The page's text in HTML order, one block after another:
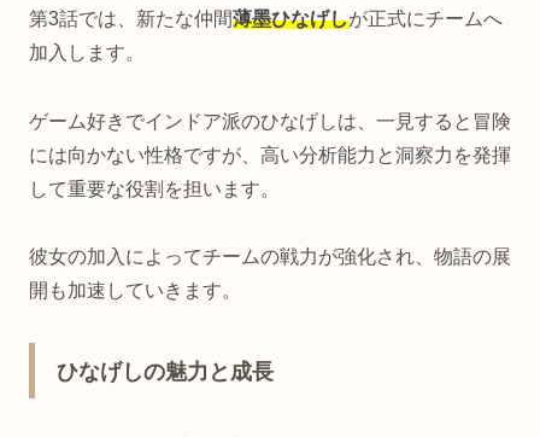
第3話では、新たな仲間薄墨ひなげしが正式にチームへ
加入します。
ゲーム好きでインドア派のひなげしは、一見すると冒険
には向かない性格ですが、高い分析能力と洞察力を発揮
して重要な役割を担います。
彼女の加入によってチームの戦力が強化され、物語の展
開も加速していきます。
ひなげしの魅力と成長